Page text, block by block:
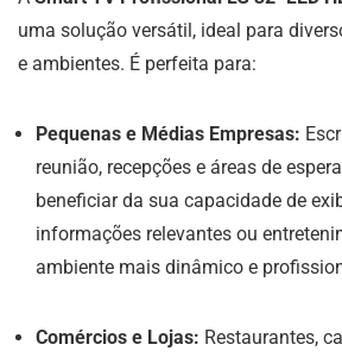
uma solução versátil, ideal para
e ambientes. É perfeita para:
Pequenas e Médias Empresas:
reunião, recepções e áreas de
beneficiar da sua capacidade de
informações relevantes ou
ambiente mais dinâmico e
Comércios e Lojas: Restaurantes,